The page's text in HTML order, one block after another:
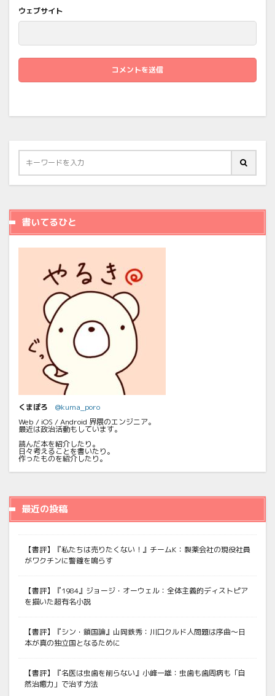
ウェブサイト
書いてるひと
くまぽろ
@kuma_poro
Web / iOS / Android 界隈のエンジニア。
最近は政治活動もしています。
読んだ本を紹介したり。
日々考えることを書いたり。
作ったものを紹介したり。
最近の投稿
【書評】『私たちは売りたくない！』チームK：製薬会社の現役社員
がワクチンに警鐘を鳴らす
【書評】『1984』ジョージ・オーウェル：全体主義的ディストピア
を描いた超有名小説
【書評】『シン・鎖国論』山岡鉄秀：川口クルド人問題は序曲〜日
本が真の独立国となるために
【書評】『名医は虫歯を削らない』小峰一雄：虫歯も歯周病も「自
然治癒力」で治す方法